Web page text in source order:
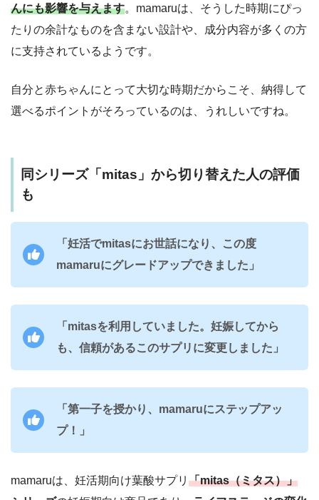
んにも影響を与えます。mamaruは、そうした時期にぴっ
たりの余計なものを含まない設計や、成分内容が多くの方
に支持されているようです。
自分と赤ちゃんにとって大切な時期だからこそ、納得して
選べるポイントがそろっているのは、うれしいですね。
同シリーズ「mitas」から切り替えた人の評価
も
「妊活でmitasにお世話になり、この度
mamaruにグレードアップできました」
「mitasを利用していました。妊娠してから
も、信頼があるこのサプリに変更しました」
「第一子を授かり、mamaruにステップアッ
プ！」
mamaruは、妊活期向け葉酸サプリ 「mitas（ミタス）」